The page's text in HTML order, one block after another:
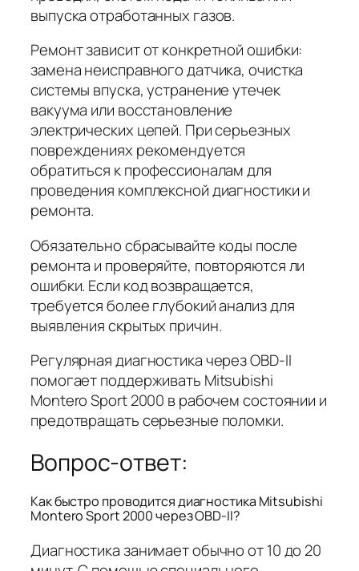
выпуска отработанных газов.
Ремонт зависит от конкретной ошибки:
замена неисправного датчика, очистка
системы впуска, устранение утечек
вакуума или восстановление
электрических цепей. При серьезных
повреждениях рекомендуется
обратиться к профессионалам для
проведения комплексной диагностики и
ремонта.
Обязательно сбрасывайте коды после
ремонта и проверяйте, повторяются ли
ошибки. Если код возвращается,
требуется более глубокий анализ для
выявления скрытых причин.
Регулярная диагностика через OBD-II
помогает поддерживать Mitsubishi
Montero Sport 2000 в рабочем состоянии и
предотвращать серьезные поломки.
Вопрос-ответ:
Как быстро проводится диагностика Mitsubishi
Montero Sport 2000 через OBD-II?
Диагностика занимает обычно от 10 до 20